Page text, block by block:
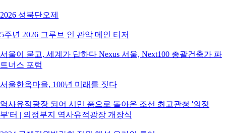
2026 성북단오제
5주년 2026 그루브 인 관악 메인 티저
서울이 묻고, 세계가 답하다 Nexus 서울, Next100 총괄건축가 파
트너스 포럼
서울한옥마을, 100년 미래를 짓다
역사유적광장 되어 시민 품으로 돌아온 조선 최고관청 '의정
부'터 | 의정부지 역사유적광장 개장식